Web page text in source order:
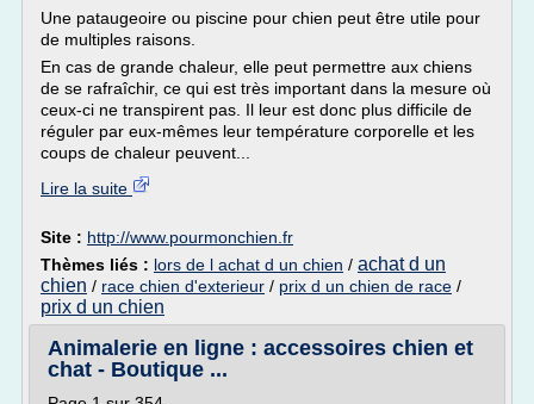
Une pataugeoire ou piscine pour chien peut être utile pour
de multiples raisons.
En cas de grande chaleur, elle peut permettre aux chiens
de se rafraîchir, ce qui est très important dans la mesure où
ceux-ci ne transpirent pas. Il leur est donc plus difficile de
réguler par eux-mêmes leur température corporelle et les
coups de chaleur peuvent...
Lire la suite
Site : http://www.pourmonchien.fr
Thèmes liés : lors de l achat d un chien / achat d un
chien / race chien d'exterieur / prix d un chien de race /
prix d un chien
Animalerie en ligne : accessoires chien et
chat - Boutique ...